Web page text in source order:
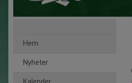
Hem
Nyheter